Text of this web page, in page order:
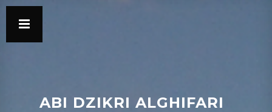
ABI DZIKRI ALGHIFARI